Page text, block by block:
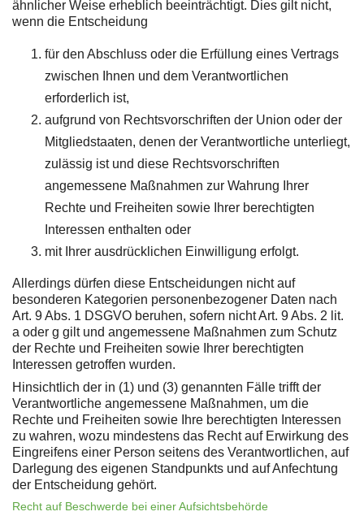
ähnlicher Weise erheblich beeinträchtigt. Dies gilt nicht,
wenn die Entscheidung
für den Abschluss oder die Erfüllung eines Vertrags
zwischen Ihnen und dem Verantwortlichen
erforderlich ist,
aufgrund von Rechtsvorschriften der Union oder der
Mitgliedstaaten, denen der Verantwortliche unterliegt,
zulässig ist und diese Rechtsvorschriften
angemessene Maßnahmen zur Wahrung Ihrer
Rechte und Freiheiten sowie Ihrer berechtigten
Interessen enthalten oder
mit Ihrer ausdrücklichen Einwilligung erfolgt.
Allerdings dürfen diese Entscheidungen nicht auf
besonderen Kategorien personenbezogener Daten nach
Art. 9 Abs. 1 DSGVO beruhen, sofern nicht Art. 9 Abs. 2 lit.
a oder g gilt und angemessene Maßnahmen zum Schutz
der Rechte und Freiheiten sowie Ihrer berechtigten
Interessen getroffen wurden.
Hinsichtlich der in (1) und (3) genannten Fälle trifft der
Verantwortliche angemessene Maßnahmen, um die
Rechte und Freiheiten sowie Ihre berechtigten Interessen
zu wahren, wozu mindestens das Recht auf Erwirkung des
Eingreifens einer Person seitens des Verantwortlichen, auf
Darlegung des eigenen Standpunkts und auf Anfechtung
der Entscheidung gehört.
Recht auf Beschwerde bei einer Aufsichtsbehörde